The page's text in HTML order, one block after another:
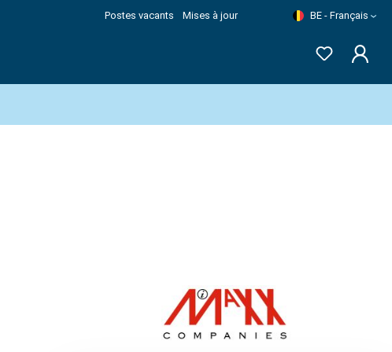
Postes vacants Mises à jour BE - Français